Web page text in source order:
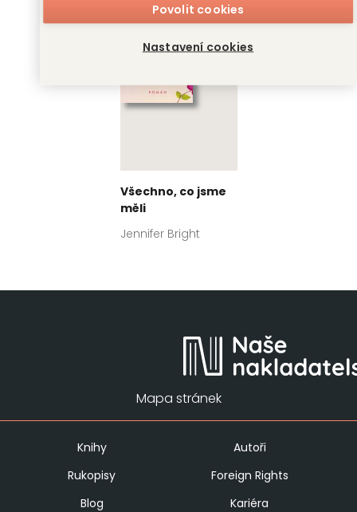
Povolit cookies
Nastavení cookies
Všechno, co jsme
měli
Jennifer Bright
Mapa stránek
Knihy
Autoři
Rukopisy
Foreign Rights
Blog
Kariéra